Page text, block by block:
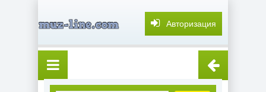
Авторизация